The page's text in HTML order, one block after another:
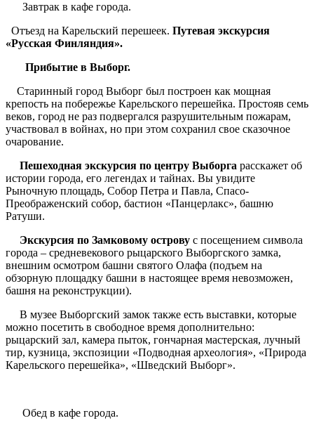
Завтрак в кафе города.
Отъезд на Карельский перешеек. Путевая экскурсия
«Русская Финляндия».
Прибытие в Выборг.
Старинный город Выборг был построен как мощная
крепость на побережье Карельского перешейка. Простояв семь
веков, город не раз подвергался разрушительным пожарам,
участвовал в войнах, но при этом сохранил свое сказочное
очарование.
Пешеходная экскурсия по центру Выборга расскажет об
истории города, его легендах и тайнах. Вы увидите
Рыночную площадь, Собор Петра и Павла, Спасо-
Преображенский собор, бастион «Панцерлакс», башню
Ратуши.
Экскурсия по Замковому острову с посещением символа
города – средневекового рыцарского Выборгского замка,
внешним осмотром башни святого Олафа (подъем на
обзорную площадку башни в настоящее время невозможен,
башня на реконструкции).
В музее Выборгский замок также есть выставки, которые
можно посетить в свободное время дополнительно:
рыцарский зал, камера пыток, гончарная мастерская, лучный
тир, кузница, экспозиции «Подводная археология», «Природа
Карельского перешейка», «Шведский Выборг».
Обед в кафе города.